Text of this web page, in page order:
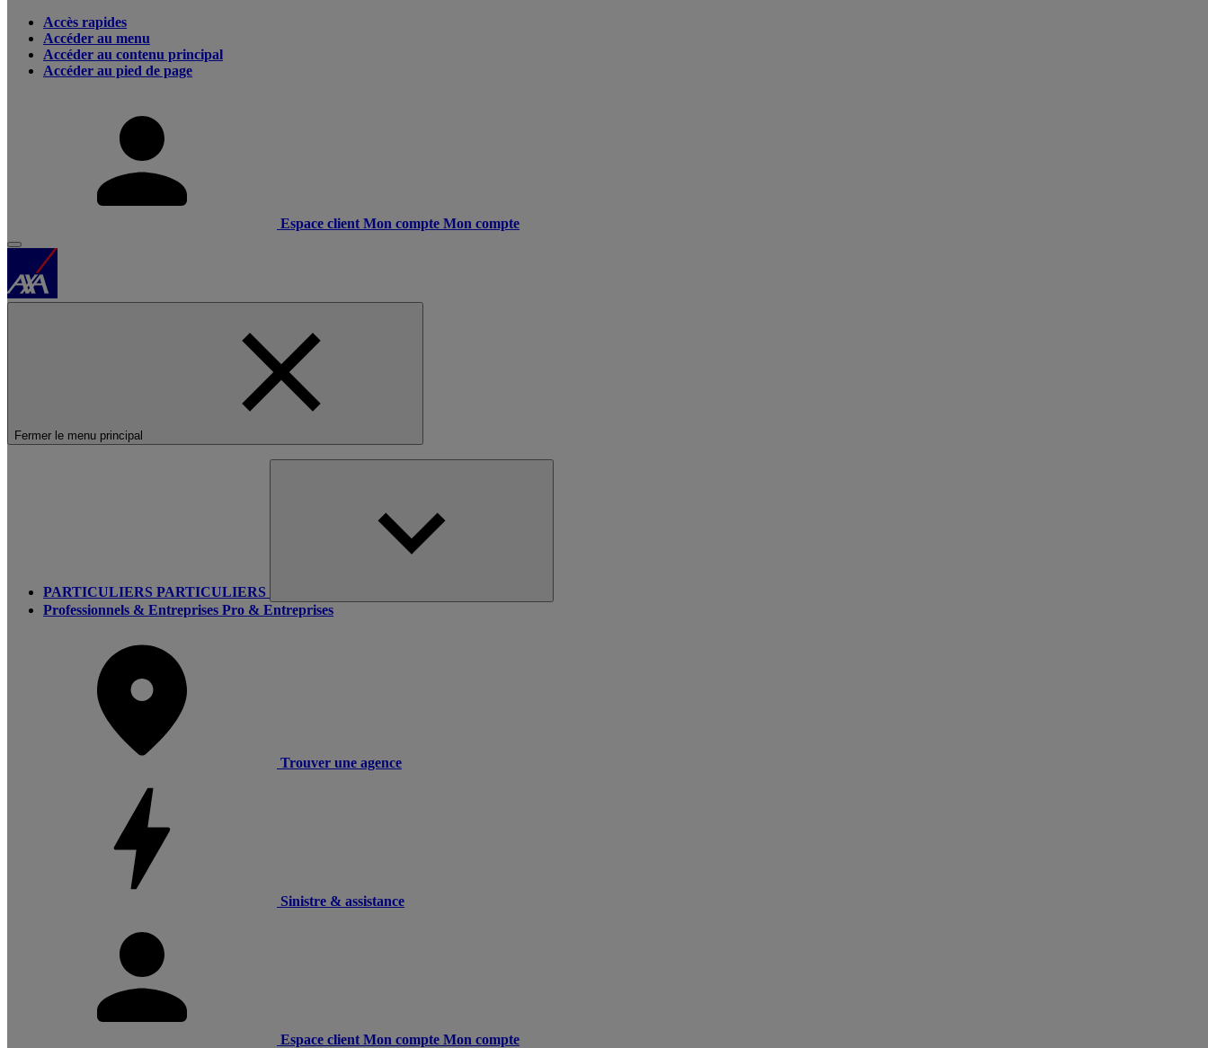
Accès rapides
Accéder au menu
Accéder au contenu principal
Accéder au pied de page
Espace client Mon compte Mon compte
Fermer le menu principal
PARTICULIERS PARTICULIERS
Professionnels & Entreprises Pro & Entreprises
Trouver une agence
Sinistre & assistance
Espace client Mon compte Mon compte